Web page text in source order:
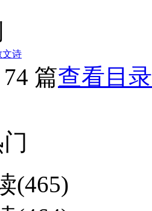
文诗
74 篇查看目录
(465)